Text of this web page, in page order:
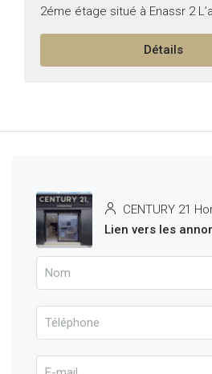
2éme étage situé à Enassr 2
compose comme suit : -Un
Détails
CENTURY 21
Lien vers les